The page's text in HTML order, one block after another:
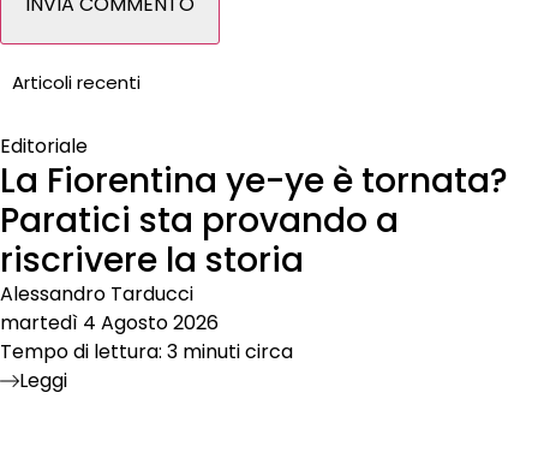
Articoli recenti
Editoriale
La Fiorentina ye-ye è tornata?
Paratici sta provando a
riscrivere la storia
Alessandro Tarducci
martedì 4 Agosto 2026
Tempo di lettura: 3 minuti circa
Leggi